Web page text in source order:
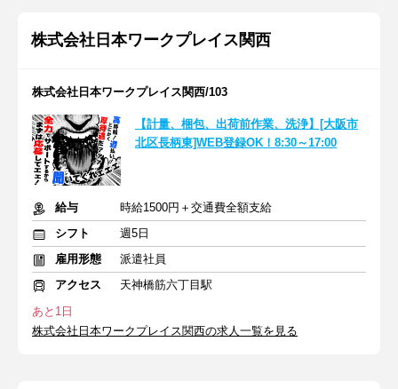
株式会社日本ワークプレイス関西
株式会社日本ワークプレイス関西/103
【計量、梱包、出荷前作業、洗浄】[大阪市
北区長柄東]WEB登録OK！8:30～17:00
給与
時給1500円＋交通費全額支給
シフト
週5日
雇用形態
派遣社員
アクセス
天神橋筋六丁目駅
あと1日
株式会社日本ワークプレイス関西の求人一覧を見る